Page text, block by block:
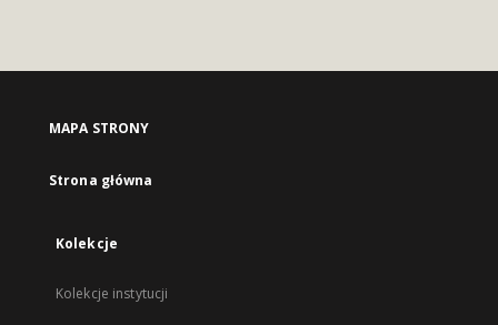
MAPA STRONY
Strona główna
Kolekcje
Kolekcje instytucji